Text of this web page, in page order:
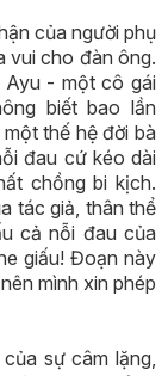
của người phụ
vui cho đàn ông.
Ayu - một cô gái
biết bao lần
thế hệ đời bà
đau cứ kéo dài
chồng bi kịch.
tác giả, thân thể
cả nỗi đau của
giấu! Đoạn này
mình xin phép
sự câm lặng,